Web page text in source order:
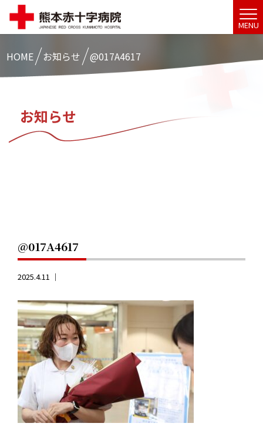
MENU
HOME お知らせ @017A4617
お知らせ
@017A4617
2025.4.11 ｜